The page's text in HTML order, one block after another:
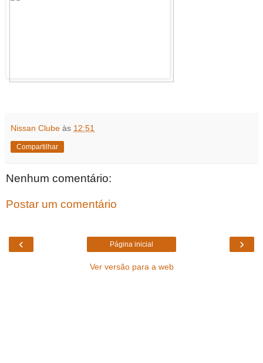
Nissan Clube às 12:51
Compartilhar
Nenhum comentário:
Postar um comentário
‹ ›
Página inicial
Ver versão para a web